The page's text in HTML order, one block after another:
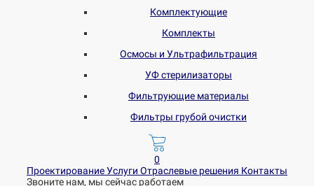
Комплектующие
Комплекты
Осмосы и Ультрафильтрация
УФ стерилизаторы
Фильтрующие материалы
Фильтры грубой очистки
0
ПроектированиеУслуги Отраслевые решения Контакты
Звоните нам, мы сейчас работаем